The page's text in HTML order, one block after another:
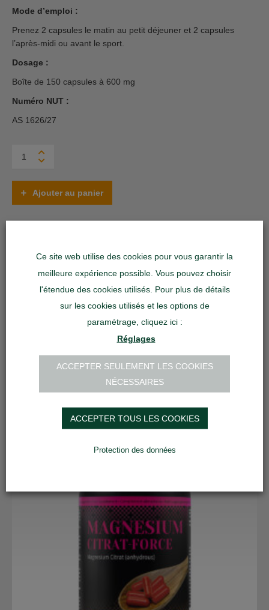
Mode d’emploi :
Prenez 2 capsules le matin au petit déjeuner et 2 capsules
l’après-midi ou avant le sport.
Dosage :
Boîte de 150 capsules à 600 mg
Numéro NUT :
AS 1626/27
Forte
Ajouter au panier
Non athlète
Régime ,Sports de combat
Produits liés
Ce site web utilise des cookies pour vous garantir la
meilleure expérience possible. Vous pouvez choisir
l'étendue des cookies utilisés. Pour plus de détails
sur les cookies utilisés et les options de
paramétrage, cliquez ici :
Réglages
ACCEPTER SEULEMENT LES COOKIES
NÉCESSAIRES
ACCEPTER TOUS LES COOKIES
Protection des données